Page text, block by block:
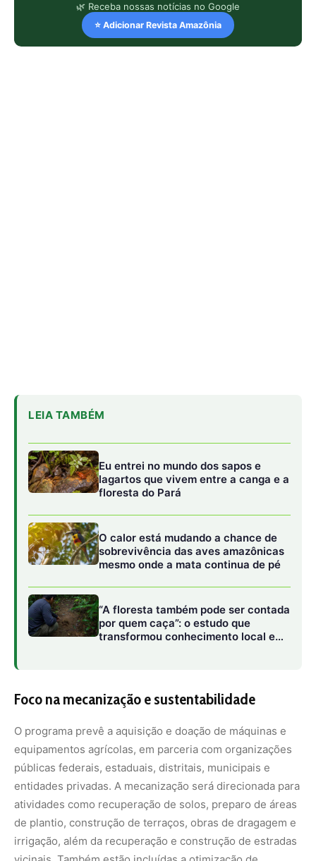
🌿 Receba nossas notícias no Google
⭐ Adicionar Revista Amazônia
mapa da fauna
Foco na mecanização e sustentabilidade
O programa prevê a aquisição e doação de máquinas e
equipamentos agrícolas, em parceria com organizações
públicas federais, estaduais, distritais, municipais e
entidades privadas. A mecanização será direcionada para
atividades como recuperação de solos, preparo de áreas
de plantio, construção de terraços, obras de dragagem e
irrigação, além da recuperação e construção de estradas
vicinais. Também estão incluídas a otimização de
produtividade, mas também contribui para o
entre áreas mais e menos favorecidas. Por isso, o
Promaq priorizará regiões com maior vulnerabilidade
socioeconômica, baixa mecanização e infraestrutura
precária para o escoamento da produção. Estados e
municípios em situação de emergência ou calamidade
pública também serão atendidos preferencialmente.